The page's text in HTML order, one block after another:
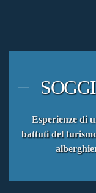
Esperienze di
battuti del